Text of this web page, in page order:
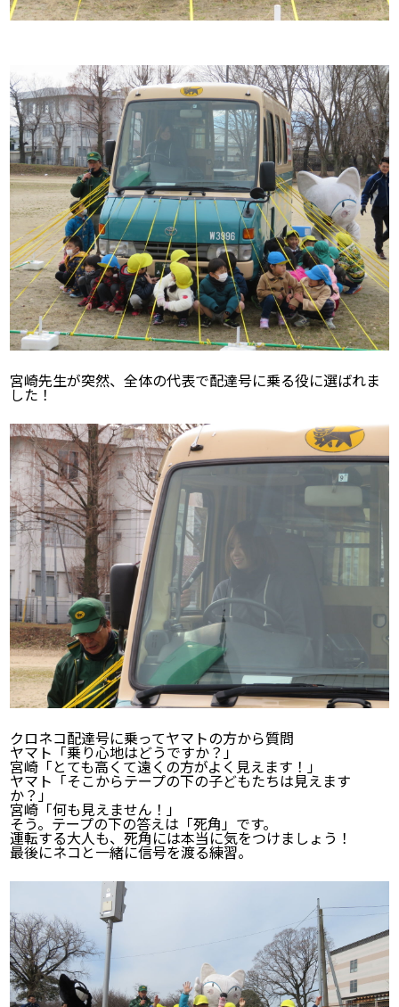
宮崎先生が突然、全体の代表で配達号に乗る役に選ばれま
した！
クロネコ配達号に乗ってヤマトの方から質問
ヤマト「乗り心地はどうですか？」
宮崎「とても高くて遠くの方がよく見えます！」
ヤマト「そこからテープの下の子どもたちは見えます
か？」
宮崎「何も見えません！」
そう。テープの下の答えは「死角」です。
運転する大人も、死角には本当に気をつけましょう！
最後にネコと一緒に信号を渡る練習。